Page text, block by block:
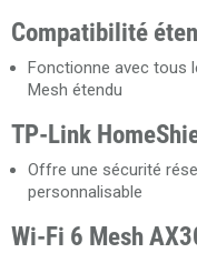
Compatibilité
Fonctionne avec tous
Mesh étendu
TP-Link
Offre une sécurité
personnalisable
Wi-Fi 6 Mesh